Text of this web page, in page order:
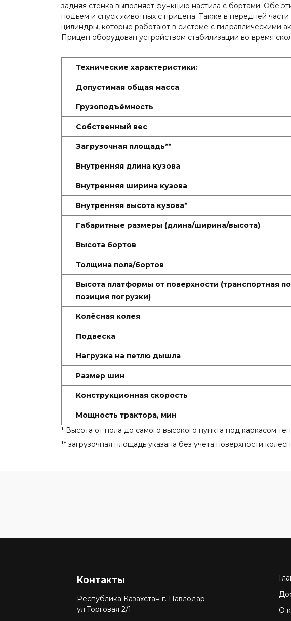
задняя стенка выполняет функцию настила с бортами. Обе
подъем и спуск животных с прицепа. Также в передней
цилиндры, которые работают в системе с гидравлическими
Прицеп оборудован устройством стабилизации во время
Технические характеристики:
Допустимая общая масса
Грузоподъёмность
Собственный вес
Загрузочная площадь**
Внутренняя длина кузова
Внутренняя ширина кузова
Внутренняя высота кузова*
Габаритные размеры (длина/ширина/высота)
Высота бортов
Толщина пола/бортов
Высота платформы от поверхности (транспортная
позиция погрузки)
Колёсная колея
Подвеска
Нагрузка на петлю дышла
Размер шин
Конструкционная скорость
Мощность трактора, мин
* Высота от пола до самого высокого пункта под каркасом
** загрузочная площадь указана без учета поверхности
О
Контакты
Республика Казахстан г. Павлодар
ул.Торговая 2/1